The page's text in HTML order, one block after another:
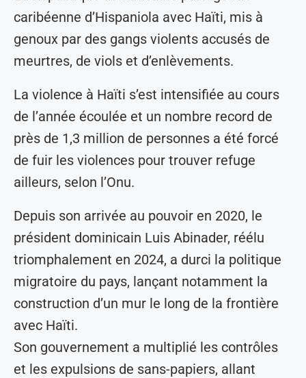
caribéenne d’Hispaniola avec Haïti, mis à
genoux par des gangs violents accusés de
meurtres, de viols et d’enlèvements.
La violence à Haïti s’est intensifiée au cours
de l’année écoulée et un nombre record de
près de 1,3 million de personnes a été forcé
de fuir les violences pour trouver refuge
ailleurs, selon l’Onu.
Depuis son arrivée au pouvoir en 2020, le
président dominicain Luis Abinader, réélu
triomphalement en 2024, a durci la politique
migratoire du pays, lançant notamment la
construction d’un mur le long de la frontière
avec Haïti.
Son gouvernement a multiplié les contrôles
et les expulsions de sans-papiers, allant